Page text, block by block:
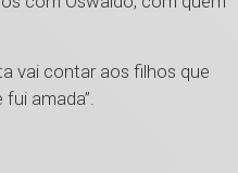
vai contar aos filhos que
amada”.